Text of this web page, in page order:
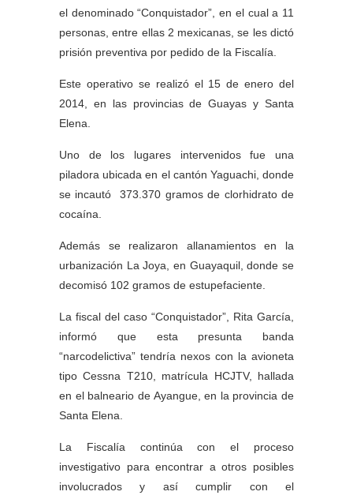
el denominado “Conquistador”, en el cual a 11
personas, entre ellas 2 mexicanas, se les dictó
prisión preventiva por pedido de la Fiscalía.
Este operativo se realizó el 15 de enero del
2014, en las provincias de Guayas y Santa
Elena.
Uno de los lugares intervenidos fue una
piladora ubicada en el cantón Yaguachi, donde
se incautó 373.370 gramos de clorhidrato de
cocaína.
Además se realizaron allanamientos en la
urbanización La Joya, en Guayaquil, donde se
decomisó 102 gramos de estupefaciente.
La fiscal del caso “Conquistador”, Rita García,
informó que esta presunta banda
“narcodelictiva” tendría nexos con la avioneta
tipo Cessna T210, matrícula HCJTV, hallada
en el balneario de Ayangue, en la provincia de
Santa Elena.
La Fiscalía continúa con el proceso
investigativo para encontrar a otros posibles
involucrados y así cumplir con el